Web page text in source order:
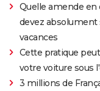
Quelle amende en
devez absolument
vacances
Cette pratique
votre voiture sous
3 millions de